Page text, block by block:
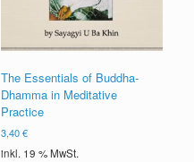
The Essentials of Buddha-
Dhamma in Meditative
Practice
3,40€
inkl. 19 % MwSt.